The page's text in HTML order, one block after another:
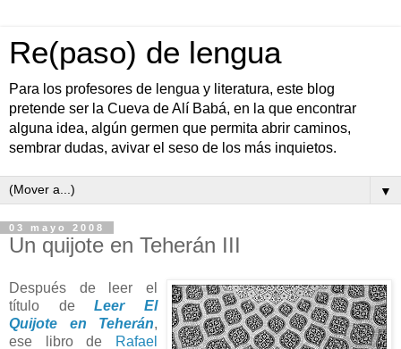
Re(paso) de lengua
Para los profesores de lengua y literatura, este blog
pretende ser la Cueva de Alí Babá, en la que encontrar
alguna idea, algún germen que permita abrir caminos,
sembrar dudas, avivar el seso de los más inquietos.
▼
03 mayo 2008
Un quijote en Teherán III
Después de leer el
título deLeer El
Quijote en Teherán,
ese libro de
Rafael